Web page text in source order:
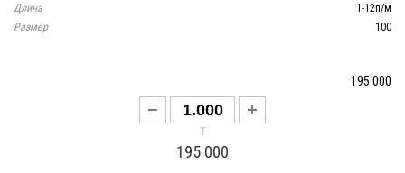
Длина
1-12п/м
Размер
100
195 000
т
195 000